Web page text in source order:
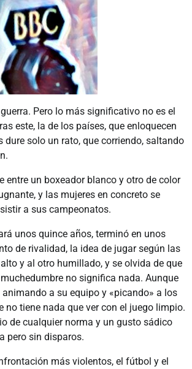
Pero lo más significativo no es el
este, la de los países, que enloquecen
solo un rato, que corriendo, saltando
entre un boxeador blanco y otro de color
y las mujeres en concreto se
a sus campeonatos.
unos quince años, terminó en unos
de rivalidad, la idea de jugar según las
y al otro humillado, y se olvida de que
no significa nada. Aunque
a su equipo y «picando» a los
no tiene nada que ver con el juego limpio.
de cualquier norma y un gusto sádico
pero sin disparos.
más violentos, el fútbol y el